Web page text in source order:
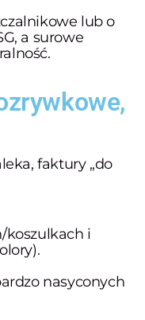
lub o
a surowe
faktury „do
koszulkach i
nasyconych